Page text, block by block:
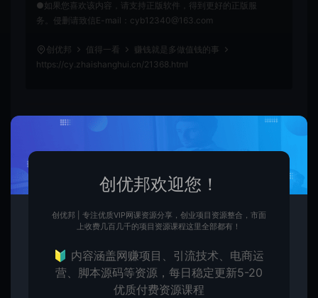
●如果您喜欢该内容，请支持正版软件，得到更好的正版服
务。侵删请致信E-mail：cyb12340@163.com
创优邦 值得一看
赚钱就是多做值钱的事
https://cy.zhaishanghui.cn/21368.html
抖音不花一分钱，如何做到月入100万？
创优邦欢迎您！
创优邦 | 专注优质VIP网课资源分享，创业项目资源整合，市面
上收费几百几千的项目资源课程这里全部都有！
🔰 内容涵盖网赚项目、引流技术、电商运
营、脚本源码等资源，每日稳定更新5-20
优质付费资源课程